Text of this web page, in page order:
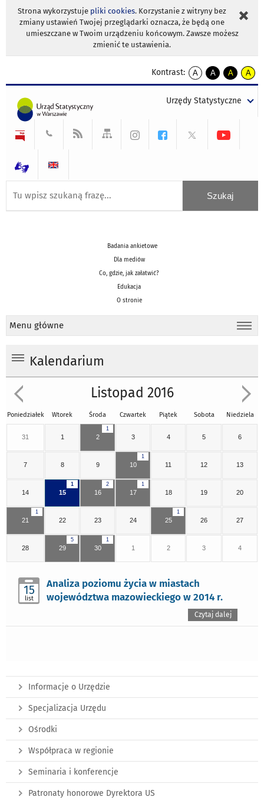
Strona wykorzystuje pliki cookies. Korzystanie z witryny bez
zmiany ustawień Twojej przeglądarki oznacza, że będą one
umieszczane w Twoim urządzeniu końcowym. Zawsze możesz
zmienić te ustawienia.
Kontrast:
A
kontrast
A
kontrast
tekst
czarnym
A
kontrast
tekst
czarnym
A
tekst
żółtym
Urzędy Statystyczne
Badania ankietowe
Dla mediów
Co, gdzie, jak załatwić?
Edukacja
O stronie
Menu główne
Kalendarium
Listopad 2016
Poniedziałek Wtorek Środa Czwartek Piątek Sobota Niedziela
31 1
1
2 3 4 5 6
7 8 9
1
10 11 12 13
14
1
15
2
16
1
17 18 19 20
1
21 22 23 24
1
25 26 27
28
5
29
1
30 1 2 3 4
15
list
Analiza poziomu życia w miastach
województwa mazowieckiego w 2014 r.
Czytaj dalej
Informacje o Urzędzie
Specjalizacja Urzędu
Ośrodki
Współpraca w regionie
Seminaria i konferencje
Patronaty honorowe Dyrektora US